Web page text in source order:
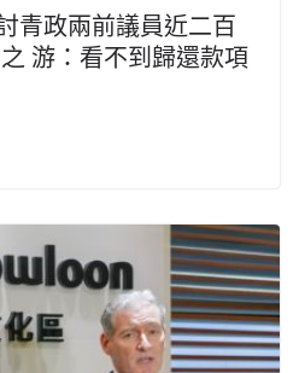
青政兩前議員近二百
游：看不到歸還款項